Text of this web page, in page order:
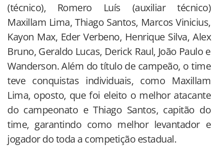
(técnico), Romero Luís (auxiliar técnico)
Maxillam Lima, Thiago Santos, Marcos Vinicius,
Kayon Max, Eder Verbeno, Henrique Silva, Alex
Bruno, Geraldo Lucas, Derick Raul, João Paulo e
Wanderson. Além do título de campeão, o time
teve conquistas individuais, como Maxillam
Lima, oposto, que foi eleito o melhor atacante
do campeonato e Thiago Santos, capitão do
time, garantindo como melhor levantador e
jogador do toda a competição estadual.